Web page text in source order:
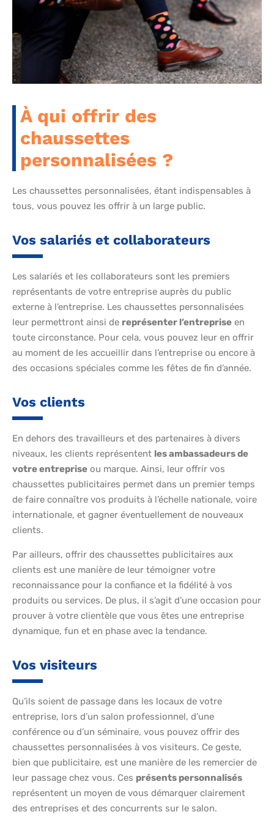
À qui offrir des
chaussettes
personnalisées ?
Les chaussettes personnalisées, étant indispensables à
tous, vous pouvez les offrir à un large public.
Vos salariés et collaborateurs
Les salariés et les collaborateurs sont les premiers
représentants de votre entreprise auprès du public
externe à l’entreprise. Les chaussettes personnalisées
leur permettront ainsi de représenter l’entreprise en
toute circonstance. Pour cela, vous pouvez leur en offrir
au moment de les accueillir dans l’entreprise ou encore à
des occasions spéciales comme les fêtes de fin d’année.
Vos clients
En dehors des travailleurs et des partenaires à divers
niveaux, les clients représentent les ambassadeurs de
votre entreprise ou marque. Ainsi, leur offrir vos
chaussettes publicitaires permet dans un premier temps
de faire connaître vos produits à l’échelle nationale, voire
internationale, et gagner éventuellement de nouveaux
clients.
Par ailleurs, offrir des chaussettes publicitaires aux
clients est une manière de leur témoigner votre
reconnaissance pour la confiance et la fidélité à vos
produits ou services. De plus, il s’agit d’une occasion pour
prouver à votre clientèle que vous êtes une entreprise
dynamique, fun et en phase avec la tendance.
Vos visiteurs
Qu’ils soient de passage dans les locaux de votre
entreprise, lors d’un salon professionnel, d’une
conférence ou d’un séminaire, vous pouvez offrir des
chaussettes personnalisées à vos visiteurs. Ce geste,
bien que publicitaire, est une manière de les remercier de
leur passage chez vous. Ces présents personnalisés
représentent un moyen de vous démarquer clairement
des entreprises et des concurrents sur le salon.